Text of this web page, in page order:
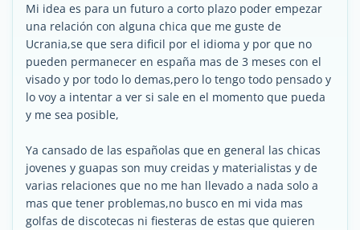
Mi idea es para un futuro a corto plazo poder empezar
una relación con alguna chica que me guste de
Ucrania,se que sera dificil por el idioma y por que no
pueden permanecer en españa mas de 3 meses con el
visado y por todo lo demas,pero lo tengo todo pensado y
lo voy a intentar a ver si sale en el momento que pueda
y me sea posible,
Ya cansado de las españolas que en general las chicas
jovenes y guapas son muy creidas y materialistas y de
varias relaciones que no me han llevado a nada solo a
mas que tener problemas,no busco en mi vida mas
golfas de discotecas ni fiesteras de estas que quieren